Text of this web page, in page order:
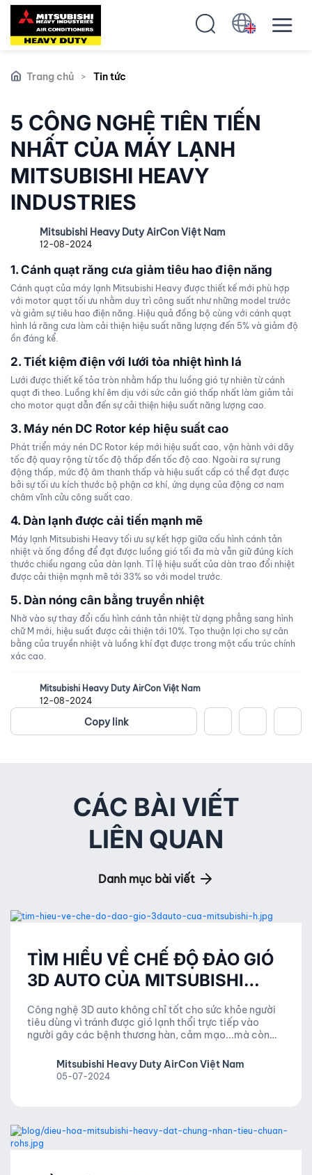
Trang chủ > Tin tức
5 CÔNG NGHỆ TIÊN TIẾN
NHẤT CỦA MÁY LẠNH
MITSUBISHI HEAVY
INDUSTRIES
Mitsubishi Heavy Duty AirCon Việt Nam
12-08-2024
1. Cánh quạt răng cưa giảm tiêu hao điện năng
Cánh quạt của máy lạnh Mitsubishi Heavy được thiết kế mới phù hợp
với motor quạt tối ưu nhằm duy trì công suất như những model trước
và giảm sự tiêu hao điện năng. Hiệu quả đồng bộ cùng với cánh quạt
hình lá răng cưa làm cải thiện hiệu suất năng lượng đến 5% và giảm độ
ồn đáng kể.
2. Tiết kiệm điện với lưới tỏa nhiệt hình lá
Lưới được thiết kế tỏa tròn nhằm hấp thu luồng gió tự nhiên từ cánh
quạt đi theo. Luồng khí êm dịu với sức cản gió thấp nhất làm giảm tải
cho motor quạt dẫn đến sự cải thiện hiệu suất năng lượng cao.
3. Máy nén DC Rotor kép hiệu suất cao
Phát triển máy nén DC Rotor kép mới hiệu suất cao, vận hành với dãy
tốc độ quay rộng từ tốc độ thấp đến tốc độ cao. Ngoài ra sự rung
động thấp, mức độ âm thanh thấp và hiệu suất cấp có thể đạt được
bởi sự tối ưu kích thước bộ phận cơ khí, ứng dụng của động cơ nam
châm vĩnh cửu công suất cao.
4. Dàn lạnh được cải tiến mạnh mẽ
Máy lạnh Mitsubishi Heavy tối ưu sự kết hợp giữa cấu hình cánh tản
nhiệt và ống đồng để đạt được luồng gió tối đa mà vẫn giữ đúng kích
thước chiều ngang của dàn lạnh. Tỉ lệ hiệu suất của dàn trao đổi nhiệt
được cải thiện mạnh mẽ tới 33% so với model trước.
5. Dàn nóng cân bằng truyền nhiệt
Nhờ vào sự thay đổi cấu hình cánh tản nhiệt từ dạng phẳng sang hình
chữ M mới, hiệu suất được cải thiện tới 10%. Tạo thuận lợi cho sự cân
bằng của truyền nhiệt và luồng khí đạt được trong một cấu trúc chính
xác cao.
Mitsubishi Heavy Duty AirCon Việt Nam
12-08-2024
Copy link
CÁC BÀI VIẾT
LIÊN QUAN
Danh mục bài viết
TÌM HIỂU VỀ CHẾ ĐỘ ĐẢO GIÓ
3D AUTO CỦA MITSUBISHI
HEAVY INDUSTRIES
Công nghệ 3D auto không chỉ tốt cho sức khỏe người
tiêu dùng vì tránh được gió lạnh thổi trực tiếp vào
người gây các bệnh thương hàn, cảm mạo...mà còn
Mitsubishi Heavy Duty AirCon Việt Nam
05-07-2024